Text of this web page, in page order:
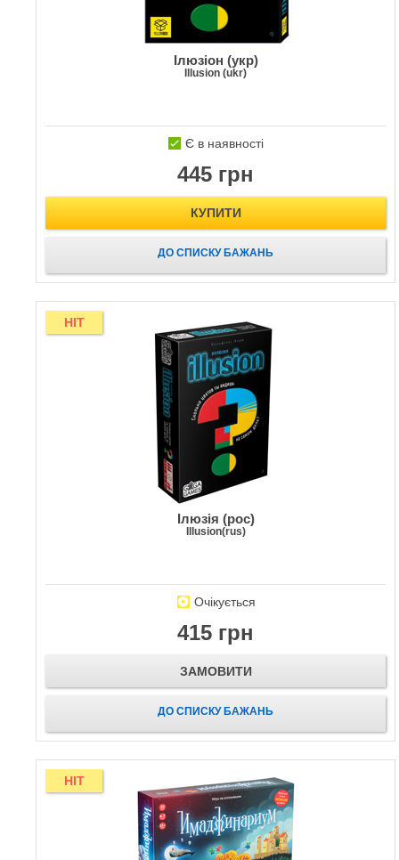
Ілюзіон (укр)
Illusion (ukr)
Є в наявності
445 грн
КУПИТИ
ДО СПИСКУ БАЖАНЬ
HIT
Ілюзія (рос)
Illusion(rus)
Очікується
415 грн
ЗАМОВИТИ
ДО СПИСКУ БАЖАНЬ
HIT